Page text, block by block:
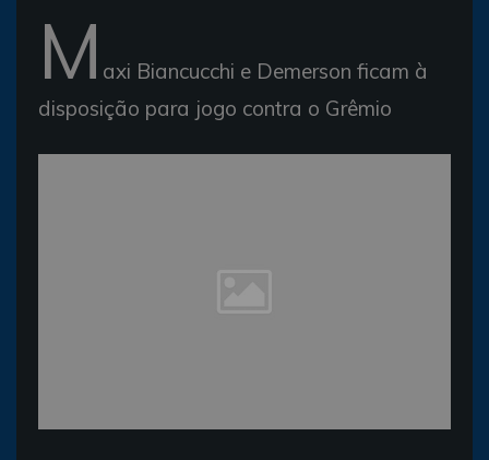
M axi Biancucchi e Demerson ficam à
disposição para jogo contra o Grêmio